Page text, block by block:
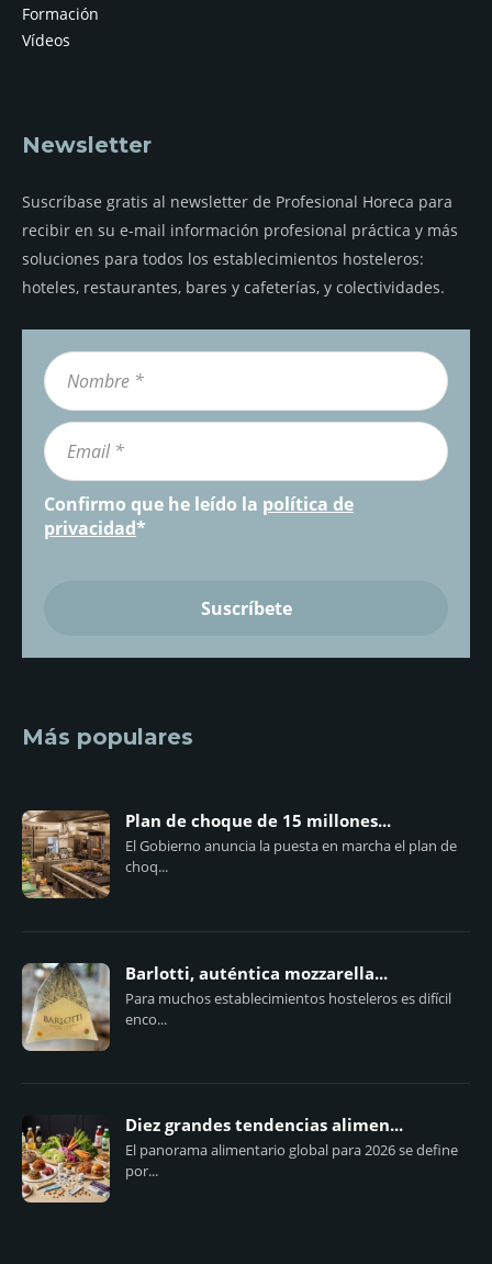
Formación
Vídeos
Newsletter
Suscríbase gratis al newsletter de Profesional Horeca para
recibir en su e-mail información profesional práctica y más
soluciones para todos los establecimientos hosteleros:
hoteles, restaurantes, bares y cafeterías, y colectividades.
Confirmo que he leído la política de
privacidad*
Más populares
Plan de choque de 15 millones...
El Gobierno anuncia la puesta en marcha el plan de
choq...
Barlotti, auténtica mozzarella...
Para muchos establecimientos hosteleros es difícil
enco...
Diez grandes tendencias alimen...
El panorama alimentario global para 2026 se define
por...